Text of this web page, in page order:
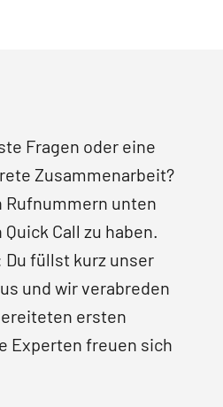
Fragen oder eine
Zusammenarbeit?
Rufnummern unten
Call zu haben.
Du füllst kurz unser
und wir verabreden
ersten
Experten freuen sich